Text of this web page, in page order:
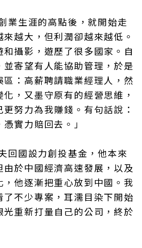
業生涯的高點後，就開始走
越大，但利潤卻越來越低。
攝影，遊歷了很多國家。自
並寄望有人能協助管理，於是
：高薪聘請職業經理人，然
，又墨守原有的經營思維，
努力為我賺錢。有句話說：
實力賠回去。」
回國設力創投基金，他本來
於中國經濟高速發展，以及
他逐漸把重心放到中國。我
了不少專案，耳濡目染下開始
重新打量自己的公司，終於